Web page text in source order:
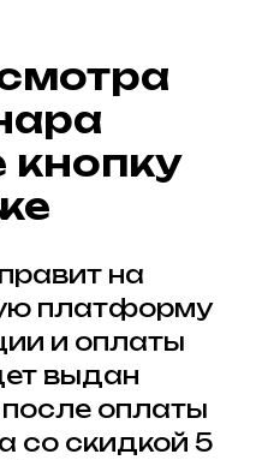
на
платформу
и оплаты
выдан
оплаты
со скидкой 5